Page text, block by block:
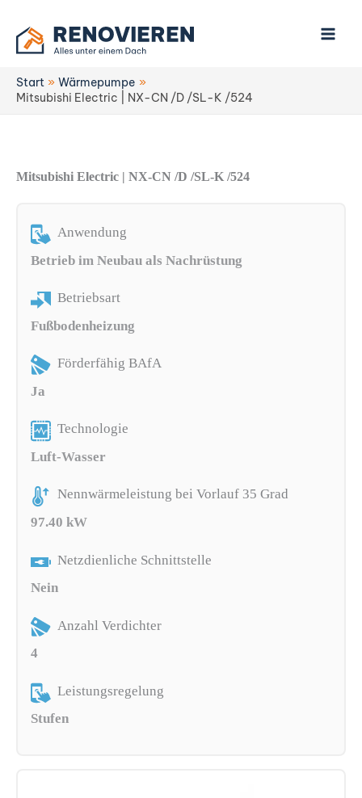
Inhalt
springen
Start
Wärmepumpe
Mitsubishi Electric | NX-CN /D /SL-K /524
Mitsubishi Electric | NX-CN /D /SL-K /524
Anwendung
Betrieb im Neubau als Nachrüstung
Betriebsart
Fußbodenheizung
Förderfähig BAfA
Ja
Technologie
Luft-Wasser
Nennwärmeleistung bei Vorlauf 35 Grad
97.40 kW
Netzdienliche Schnittstelle
Nein
Anzahl Verdichter
4
Leistungsregelung
Stufen